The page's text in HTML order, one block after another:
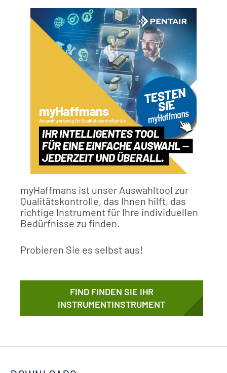
myHaffmans ist unser Auswahltool zur
Qualitätskontrolle, das Ihnen hilft, das
richtige Instrument für Ihre individuellen
Bedürfnisse zu finden.
Probieren Sie es selbst aus!
FIND FINDEN SIE IHR
INSTRUMENTINSTRUMENT